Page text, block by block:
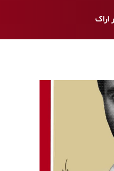
اراک